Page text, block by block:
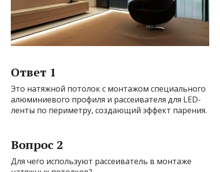
Ответ 1
Это натяжной потолок с монтажом специального
алюминиевого профиля и рассеивателя для LED-
ленты по периметру, создающий эффект парения.
Вопрос 2
Для чего используют рассеиватель в монтаже